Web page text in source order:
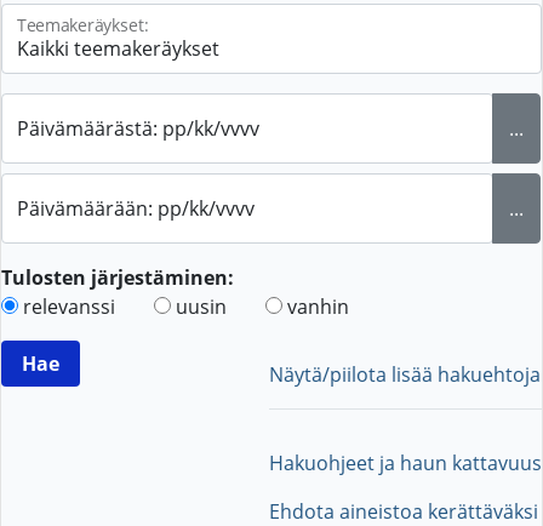
Teemakeräykset:
Päivämäärästä: pp/kk/vvvv ...
Päivämäärään: pp/kk/vvvv ...
Tulosten järjestäminen:
relevanssi
uusin vanhin
Näytä/piilota lisää hakuehtoja
Hakuohjeet ja haun kattavuus
Ehdota aineistoa kerättäväksi